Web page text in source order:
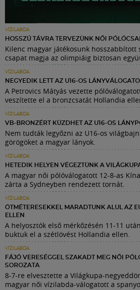
VÍZILABDA
HOSSZÚ TÁVRA TERVEZÜNK NŐI
Kilenc magyar játékosunk hosszabbított
csapat magja az olimpiáig biztosan
VÍZILABDA
NEGYEDIK LETT AZ U16-OS
A Petrovics Mátyás vezette
veszítette el a bronzcsatát Hollandia
VÍZILABDA
VB-BRONZÉRT KÜZDHET AZ U16-OS
Nem tudták legyőzni az U16-os
görögöket a magyar lányok.
VÍZILABDA
HETEDIK HELYEN VÉGEZTÜNK A
A magyar női pólóválogatott 12-8-as
zárta a Sydneyben rendezett tornát.
VÍZILABDA
ÖTMÉTERESEKKEL MARADTUNK ALUL AZ
ELLEN
A helyosztók első mérkőzésén 11-11
buktuk el a szétlövést Hollandia ellen.
VÍZILABDA
FÁJÓ VERESÉGGEL SZAKADT MEG NŐI
SOROZATA
8-7-re elvesztette a Világkupa-
magyar női vízilabda-válogatott a